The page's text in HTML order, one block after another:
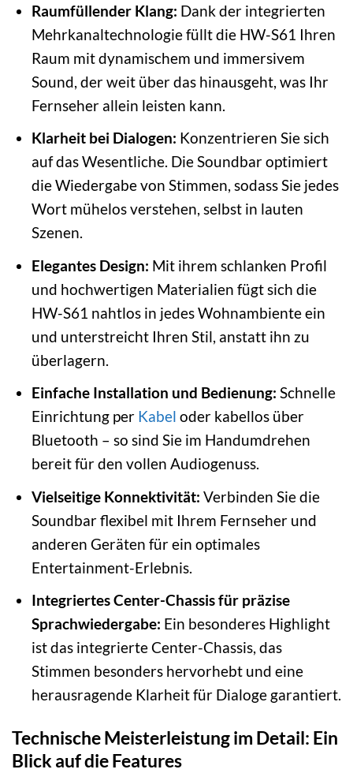
Raumfüllender Klang: Dank der integrierten
Mehrkanaltechnologie füllt die HW-S61 Ihren
Raum mit dynamischem und immersivem
Sound, der weit über das hinausgeht, was Ihr
Fernseher allein leisten kann.
Klarheit bei Dialogen: Konzentrieren Sie sich
auf das Wesentliche. Die Soundbar optimiert
die Wiedergabe von Stimmen, sodass Sie jedes
Wort mühelos verstehen, selbst in lauten
Szenen.
Elegantes Design: Mit ihrem schlanken Profil
und hochwertigen Materialien fügt sich die
HW-S61 nahtlos in jedes Wohnambiente ein
und unterstreicht Ihren Stil, anstatt ihn zu
überlagern.
Einfache Installation und Bedienung: Schnelle
Einrichtung per Kabel oder kabellos über
Bluetooth – so sind Sie im Handumdrehen
bereit für den vollen Audiogenuss.
Vielseitige Konnektivität: Verbinden Sie die
Soundbar flexibel mit Ihrem Fernseher und
anderen Geräten für ein optimales
Entertainment-Erlebnis.
Integriertes Center-Chassis für präzise
Sprachwiedergabe: Ein besonderes Highlight
ist das integrierte Center-Chassis, das
Stimmen besonders hervorhebt und eine
herausragende Klarheit für Dialoge garantiert.
Technische Meisterleistung im Detail: Ein
Blick auf die Features